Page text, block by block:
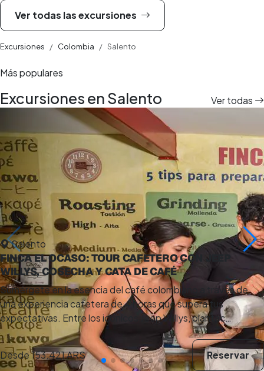
Ver todas las excursiones
Excursiones Colombia Salento
Más populares
Excursiones en Salento Ver todas
Salento
FINCA EL OCASO: TOUR CAFETERO CON JEEP
WILLYS, COSECHA Y CATA DE CAFÉ
Sumérgete en la esencia del café colombiano a través de
una experiencia cafetera de 4 horas que supera tus
expectativas. Entre los icónicos Jeep Willys, plantac…
Desde153.421 ARS
Reservar